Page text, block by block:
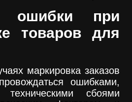
ошибки при
товаров для
маркировка заказов
ошибками,
сбоями